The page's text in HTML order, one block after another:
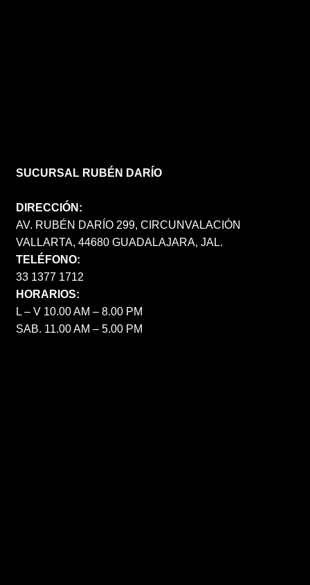
SUCURSAL RUBÉN DARÍO
DIRECCIÓN:
AV. RUBÉN DARÍO 299, CIRCUNVALACIÓN
VALLARTA, 44680 GUADALAJARA, JAL.
TELÉFONO:
33 1377 1712
HORARIOS:
L – V 10.00 AM – 8.00 PM
SAB. 11.00 AM – 5.00 PM